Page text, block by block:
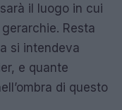
il luogo in cui
Resta
si intendeva
e quante
di questo